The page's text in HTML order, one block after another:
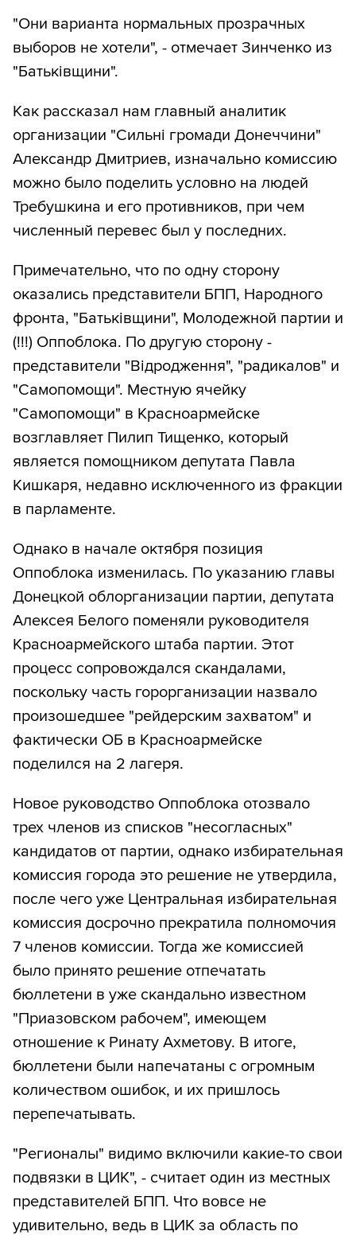
"Они варианта нормальных прозрачных
выборов не хотели", - отмечает Зинченко из
"Батьківщини".
Как рассказал нам главный аналитик
организации "Сильні громади Донеччини"
Александр Дмитриев, изначально комиссию
можно было поделить условно на людей
Требушкина и его противников, при чем
численный перевес был у последних.
Примечательно, что по одну сторону
оказались представители БПП, Народного
фронта, "Батьківщини", Молодежной партии и
(!!!) Оппоблока. По другую сторону -
представители "Відродження", "радикалов" и
"Самопомощи". Местную ячейку
"Самопомощи" в Красноармейске
возглавляет Пилип Тищенко, который
является помощником депутата Павла
Кишкаря, недавно исключенного из фракции
в парламенте.
Однако в начале октября позиция
Оппоблока изменилась. По указанию главы
Донецкой облорганизации партии, депутата
Алексея Белого поменяли руководителя
Красноармейского штаба партии. Этот
процесс сопровождался скандалами,
поскольку часть горорганизации назвало
произошедшее "рейдерским захватом" и
фактически ОБ в Красноармейске
поделился на 2 лагеря.
Новое руководство Оппоблока отозвало
трех членов из списков "несогласных"
кандидатов от партии, однако избирательная
комиссия города это решение не утвердила,
после чего уже Центральная избирательная
комиссия досрочно прекратила полномочия
7 членов комиссии. Тогда же комиссией
было принято решение отпечатать
бюллетени в уже скандально известном
"Приазовском рабочем", имеющем
отношение к Ринату Ахметову. В итоге,
бюллетени были напечатаны с огромным
количеством ошибок, и их пришлось
перепечатывать.
"Регионалы" видимо включили какие-то свои
подвязки в ЦИК", - считает один из местных
представителей БПП. Что вовсе не
удивительно, ведь в ЦИК за область по